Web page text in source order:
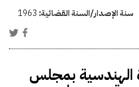
سنة الإصدار/السنة القضائية: 1963
الهندسية بمجلس